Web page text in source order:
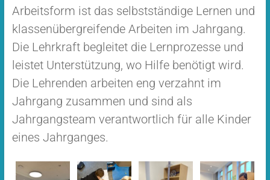
Arbeitsform ist das selbstständige Lernen und
klassenübergreifende Arbeiten im Jahrgang.
Die Lehrkraft begleitet die Lernprozesse und
leistet Unterstützung, wo Hilfe benötigt wird.
Die Lehrenden arbeiten eng verzahnt im
Jahrgang zusammen und sind als
Jahrgangsteam verantwortlich für alle Kinder
eines Jahrganges.